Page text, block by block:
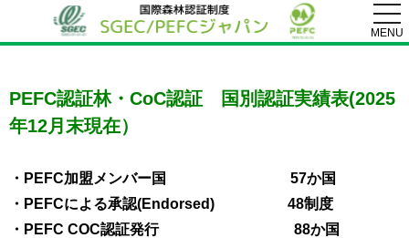
MENU
PEFC認証林・CoC認証 国別認証実績表(2025
年12月末現在）
・PEFC加盟メンバー国 57か国
・PEFCによる承認(Endorsed) 48制度
・PEFC COC認証発行 88か国